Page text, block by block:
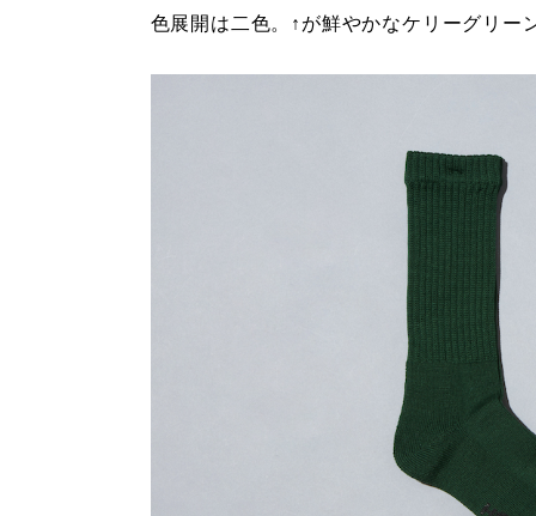
色展開は二色。↑が鮮やかなケリーグリー